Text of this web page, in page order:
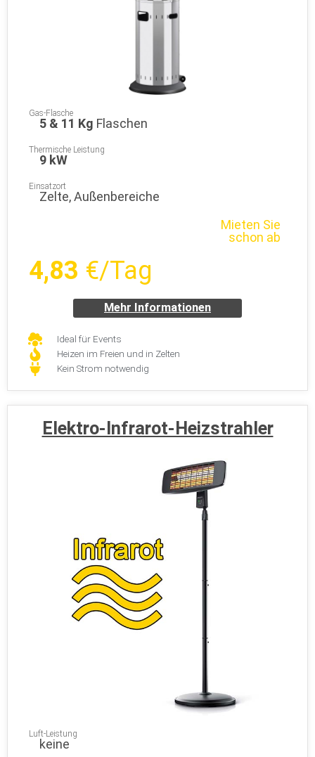
Gas-Flasche
5 & 11 Kg Flaschen
Thermische Leistung
9 kW
Einsatzort
Zelte, Außenbereiche
Mieten Sie
schon ab
4,83 €/Tag
Mehr Informationen
Ideal für Events
Heizen im Freien und in Zelten
Kein Strom notwendig
Elektro-Infrarot-Heizstrahler
Luft-Leistung
keine